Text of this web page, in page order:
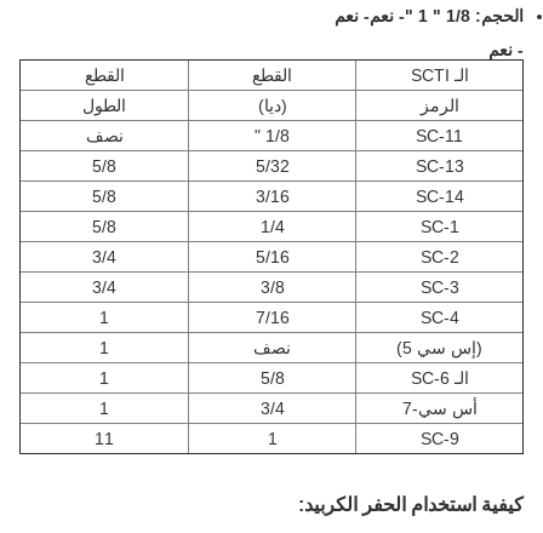
الحجم: 1/8 " 1 " - نعم- نعم
- نعم
الـ SCTI
القطع
القطع
الرمز
(ديا)
الطول
SC-11
1/8 "
نصف
SC-13
5/32
5/8
SC-14
3/16
5/8
SC-1
1/4
5/8
SC-2
5/16
3/4
SC-3
3/8
3/4
SC-4
7/16
(إس سي 5)
نصف
الـ SC-6
5/8
أس سي-7
3/4
SC-9
11
كيفية استخدام الحفر الكربيد: